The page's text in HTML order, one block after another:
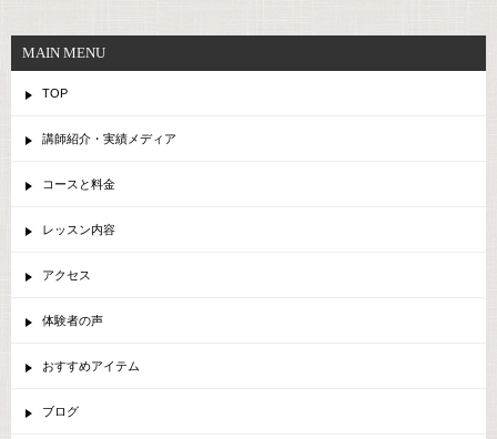
MAIN MENU
TOP
講師紹介・実績メディア
コースと料金
レッスン内容
アクセス
体験者の声
おすすめアイテム
ブログ